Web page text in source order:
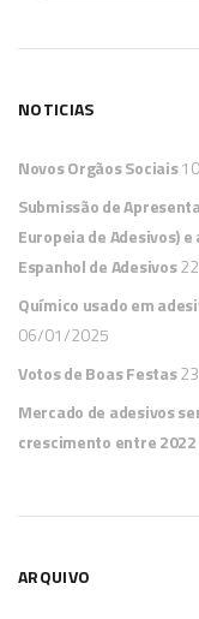
NOTICIAS
Novos Orgãos Sociais
Submissão de
Europeia de Adesivos)
Espanhol de Adesivos
Químico usado em
06/01/2025
Votos de Boas Festas
Mercado de adesivos
crescimento entre 2022
ARQUIVO